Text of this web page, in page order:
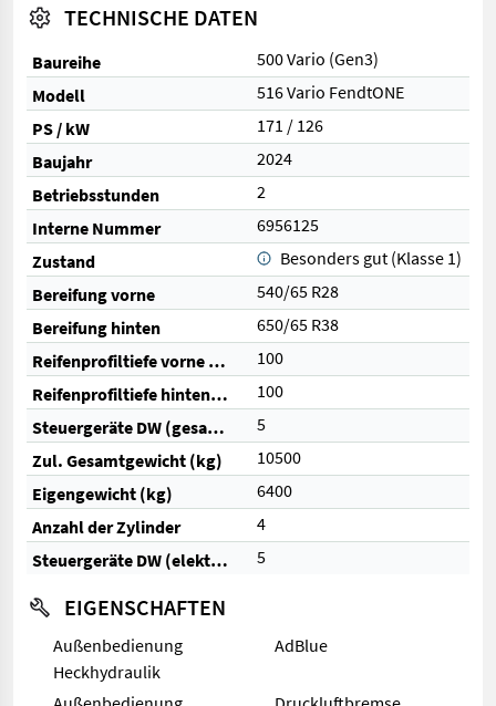
TECHNISCHE DATEN
Baureihe
500 Vario (Gen3)
Modell
516 Vario FendtONE
PS / kW
171 / 126
Baujahr
2024
Betriebsstunden
2
Interne Nummer
6956125
Zustand
Besonders gut (Klasse 1)
Bereifung vorne
540/65 R28
Bereifung hinten
650/65 R38
Reifenprofiltiefe vorne (%)
100
Reifenprofiltiefe hinten (%)
100
Steuergeräte DW (gesamt)
5
Zul. Gesamtgewicht (kg)
10500
Eigengewicht (kg)
6400
Anzahl der Zylinder
4
Steuergeräte DW (elektrisch)
5
EIGENSCHAFTEN
Außenbedienung
Heckhydraulik
AdBlue